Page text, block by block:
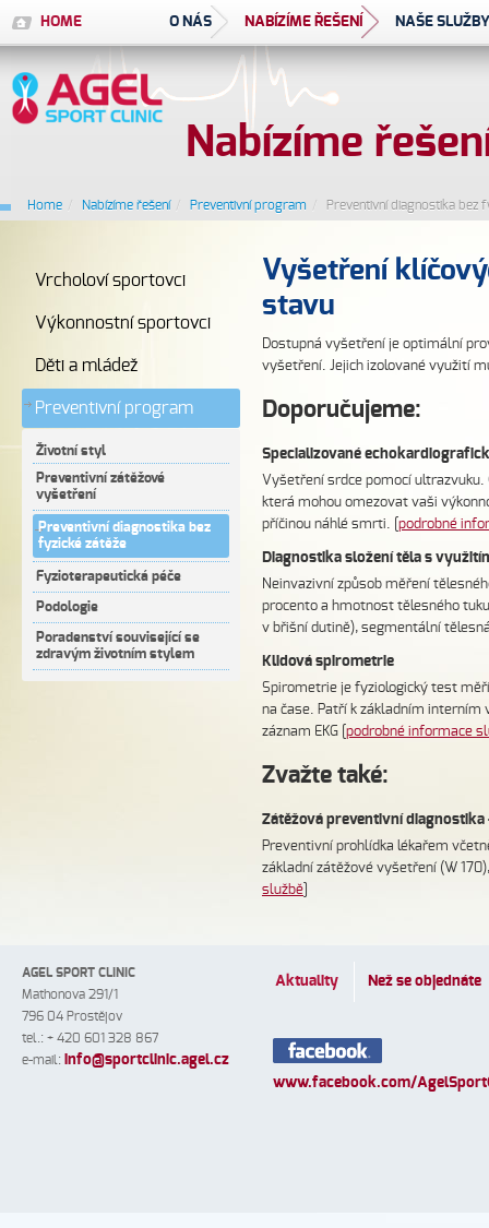
HOME O NÁS NABÍZÍME ŘEŠENÍ NAŠE SLUŽBY
Nabízíme
Home / Nabízíme řešení / Preventivní program / Preventivní diagnostika bez
Vrcholoví sportovci
Výkonnostní sportovci
Děti a mládež
Preventivní program
Životní styl
Preventivní zátěžové
vyšetření
Preventivní diagnostika bez
fyzické zátěže
Fyzioterapeutická péče
Podologie
Poradenství související se
zdravým životním stylem
Vyšetření
stavu
Dostupná vyšetření je optimální
vyšetření. Jejich izolované využití
Doporučujeme:
Specializované
Vyšetření srdce pomocí
která mohou omezovat vaši
příčinou náhlé smrti. [ podrobné
Diagnostika složení těla s
Neinvazivní způsob měření
procento a hmotnost tělesného
v břišní dutině), segmentální
Klidová spirometrie
Spirometrie je fyziologický test
na čase. Patří k základním
záznam EKG [ podrobné informace
Zvažte také:
Zátěžová preventivní diagnostika
Preventivní prohlídka lékařem
základní zátěžové vyšetření (W
službě
AGEL SPORT CLINIC
Mathonova 291/1
796 04 Prostějov
tel.: + 420 601 328 867
e-mail: info@sportclinic.agel.cz
Aktuality Než se objednáte
www.facebook.com/